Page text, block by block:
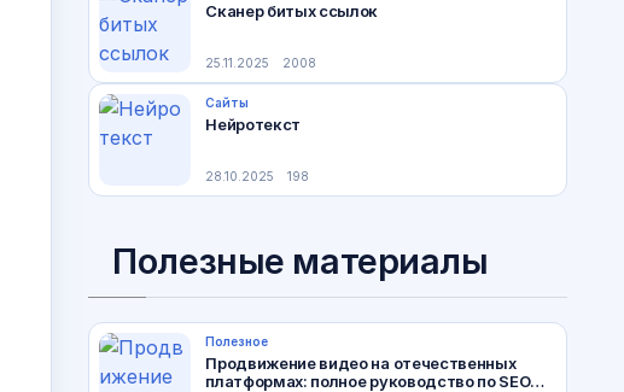
Сканер битых ссылок
25.11.2025 2008
Сайты
Нейротекст
28.10.2025 198
Полезные материалы
Полезное
Продвижение видео на отечественных
платформах: полное руководство по SEO